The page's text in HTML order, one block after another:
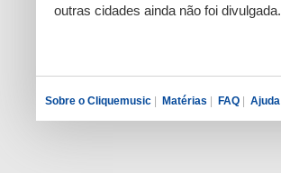
outras cidades ainda não foi divulgada.
Sobre o Cliquemusic Matérias FAQ Ajuda